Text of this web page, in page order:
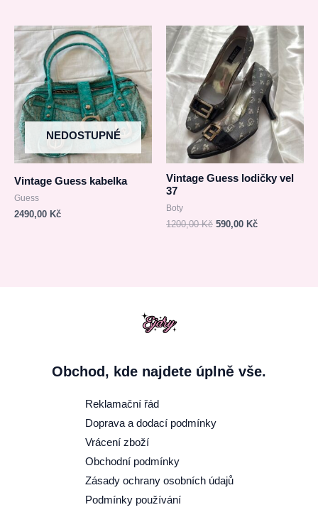
NEDOSTUPNÉ
Vintage Guess kabelka
Guess
2490,00 Kč
Vintage Guess lodičky vel
37
Boty
1200,00Kč
Původní
cena
byla:
1200,00 Kč.
590,00 Kč
Aktuální
cena
590,00 Kč.
Obchod, kde najdete úplně vše.
Reklamační řád
Doprava a dodací podmínky
Vrácení zboží
Obchodní podmínky
Zásady ochrany osobních údajů
Podmínky používání